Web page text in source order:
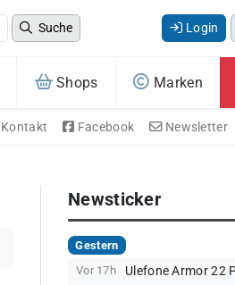
Suche Login
Shops Marken
Kontakt Facebook Newsletter
Newsticker
Gestern
Vor 17h
Ulefone Armor 22